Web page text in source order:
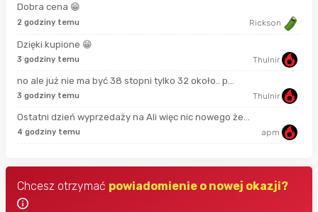
Dobra cena 😁
2 godziny temu Rickson
Dzięki kupione 😁
3 godziny temu Thulnir
no ale już nie ma być 38 stopni tylko 32 około.. p...
3 godziny temu Thulnir
Ostatni dzień wyprzedaży na Ali więc nic nowego że...
4 godziny temu apm
Chcesz otrzymać powiadomienie o nowej okazji?